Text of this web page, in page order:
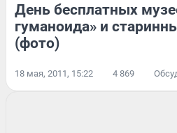
День бесплатных
гуманоида» и
(фото)
18 мая, 2011, 15:22 4 869